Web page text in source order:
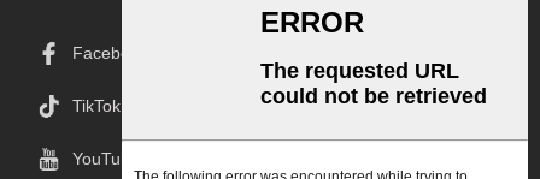
Facebook
TikTok
YouTube